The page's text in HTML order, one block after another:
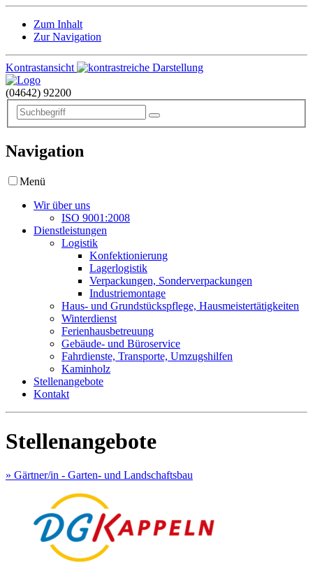
Zum Inhalt
Zur Navigation
Kontrastansicht
(04642) 92200
Navigation
Menü
Wir über uns
ISO 9001:2008
Dienstleistungen
Logistik
Konfektionierung
Lagerlogistik
Verpackungen, Sonderverpackungen
Industriemontage
Haus- und Grundstückspflege, Hausmeistertätigkeiten
Winterdienst
Ferienhausbetreuung
Gebäude- und Büroservice
Fahrdienste, Transporte, Umzugshilfen
Kaminholz
Stellenangebote
Kontakt
Stellenangebote
» Gärtner/in - Garten- und Landschaftsbau